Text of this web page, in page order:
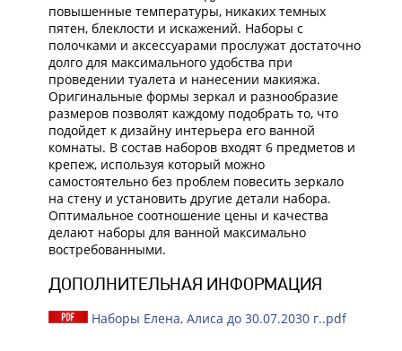
повышенные температуры, никаких темных
пятен, блеклости и искажений. Наборы с
полочками и аксессуарами прослужат достаточно
долго для максимального удобства при
проведении туалета и нанесении макияжа.
Оригинальные формы зеркал и разнообразие
размеров позволят каждому подобрать то, что
подойдет к дизайну интерьера его ванной
комнаты. В состав наборов входят 6 предметов и
крепеж, используя который можно
самостоятельно без проблем повесить зеркало
на стену и установить другие детали набора.
Оптимальное соотношение цены и качества
делают наборы для ванной максимально
востребованными.
ДОПОЛНИТЕЛЬНАЯ ИНФОРМАЦИЯ
Наборы Елена, Алиса до 30.07.2030 г..pdf